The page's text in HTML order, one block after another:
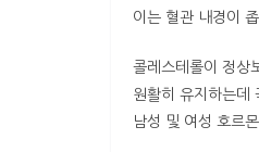
이는 혈관 내경이
콜레스테롤이 정상
원활히 유지하는데
남성 및 여성 호르